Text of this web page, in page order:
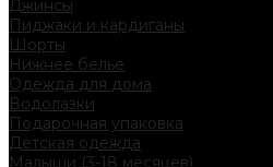
Джинсы
Пиджаки и кардиганы
Шорты
Нижнее белье
Одежда для дома
Водолазки
Подарочная упаковка
Детская одежда
Малыши (3-18 месяцев)